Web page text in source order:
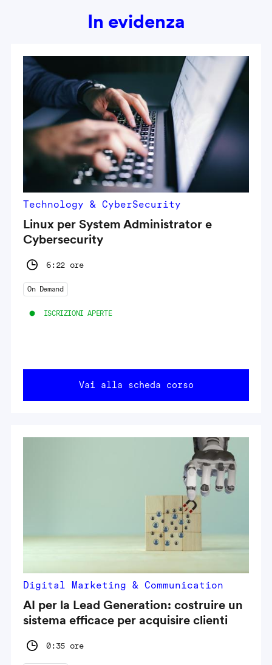
In evidenza
Technology & CyberSecurity
Linux per System Administrator e
Cybersecurity
6:22 ore
On Demand
ISCRIZIONI APERTE
Vai alla scheda corso
Digital Marketing & Communication
AI per la Lead Generation: costruire un
sistema efficace per acquisire clienti
0:35 ore